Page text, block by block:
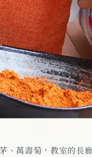
萬壽菊，教室的長